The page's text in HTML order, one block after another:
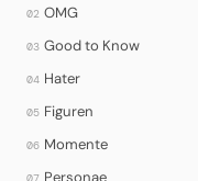
02 OMG
03 Good to Know
04 Hater
05 Figuren
06 Momente
Personae